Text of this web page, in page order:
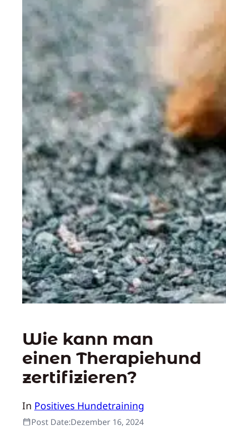
Wie kann man
einen Therapiehund
zertifizieren?
In Positives Hundetraining
Post Date:Dezember 16, 2024